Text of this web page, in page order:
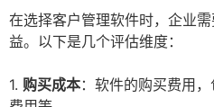
在选择客户管理软件时，企业
益。以下是几个评估维度：
1. 购买成本：软件的购买费用